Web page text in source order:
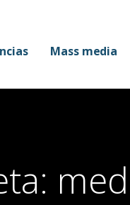
Mass media